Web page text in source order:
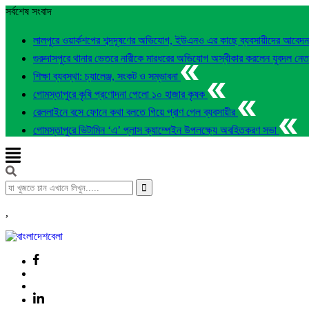
সর্বশেষ সংবাদ
লালপুরে ওয়ার্কশপের শব্দদূষণের অভিযোগ, ইউএনও এর কাছে ব্যবসায়ীদের
গুরুদাসপুরে থানার ভেতরে নারীকে মারধরের অভিযোগ অস্বীকার করলেন যুবদল
শিক্ষা ব্যবস্থা: চ্যালেঞ্জ, সংকট ও সম্ভাবনা
গোমস্তাপুরে কৃষি প্রণোদনা পেলো ১০ হাজার কৃষক
রেললাইনে বসে ফোনে কথা বলতে গিয়ে প্রাণ গেল ব্যবসায়ীর
গোমস্তাপুরে ভিটামিন ‘এ’ প্লাস ক্যাম্পেইন উপলক্ষ্যে অবহিতকরণ সভা
,